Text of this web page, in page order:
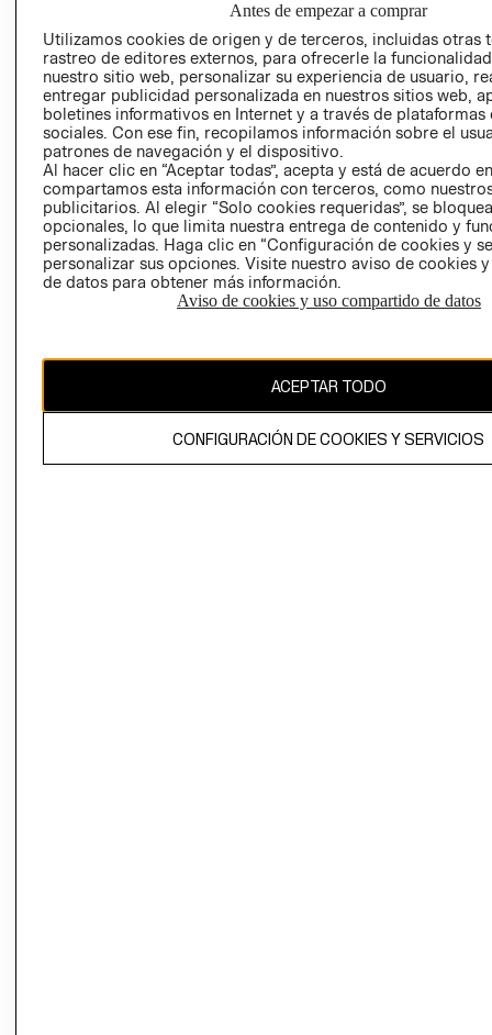
RELACIÓN CON
INVERSIONISTAS
POLÍTICA
EMPRESARIAL
- RETIRO EN
TIENDA
TÉRMINOS Y
CONDICIONES
AVISO DE
PRIVACIDAD
GIFT CARD
AVISO DE
COOKIES
Chile ($)
Antes de empezar a comprar
Utilizamos cookies de origen y de terceros, incluidas otras
rastreo de editores externos, para ofrecerle la
nuestro sitio web, personalizar su experiencia de usuario,
entregar publicidad personalizada en nuestros sitios web,
boletines informativos en Internet y a través de plataformas
sociales. Con ese fin, recopilamos información sobre el
patrones de navegación y el dispositivo.
Al hacer clic en “Aceptar todas”, acepta y está de acuerdo
compartamos esta información con terceros, como
publicitarios. Al elegir “Solo cookies requeridas”, se
opcionales, lo que limita nuestra entrega de contenido y
personalizadas. Haga clic en “Configuración de cookies y
personalizar sus opciones. Visite nuestro aviso de cookies
de datos para obtener más información.
Aviso de cookies y uso compartido de datos
ACEPTAR TODO
CONFIGURACIÓN DE COOKIES Y SERVICIOS